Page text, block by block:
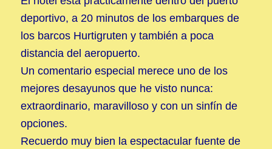
deportivo, a 20 minutos de los embarques de
los barcos Hurtigruten y también a poca
distancia del aeropuerto.
Un comentario especial merece uno de los
mejores desayunos que he visto nunca:
extraordinario, maravilloso y con un sinfín de
opciones.
Recuerdo muy bien la espectacular fuente de